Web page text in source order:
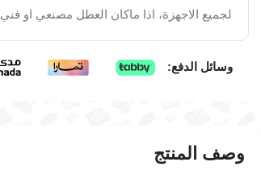
لجميع الاجهزة، اذا ماكان العطل مصنعي او فني
وسائل الدفع:
وصف المنتج